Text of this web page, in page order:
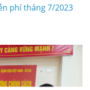
phí tháng 7/2023